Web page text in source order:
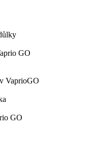
GO
VaprioGO
GO